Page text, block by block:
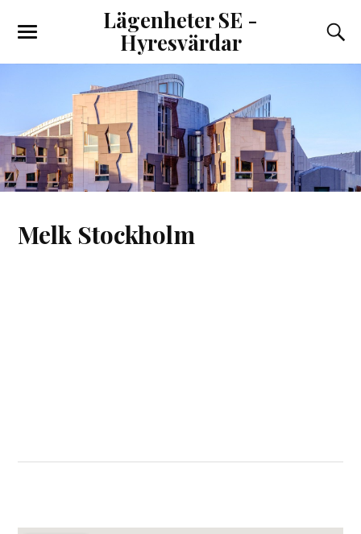
Lägenheter SE -
Hyresvärdar
Melk Stockholm